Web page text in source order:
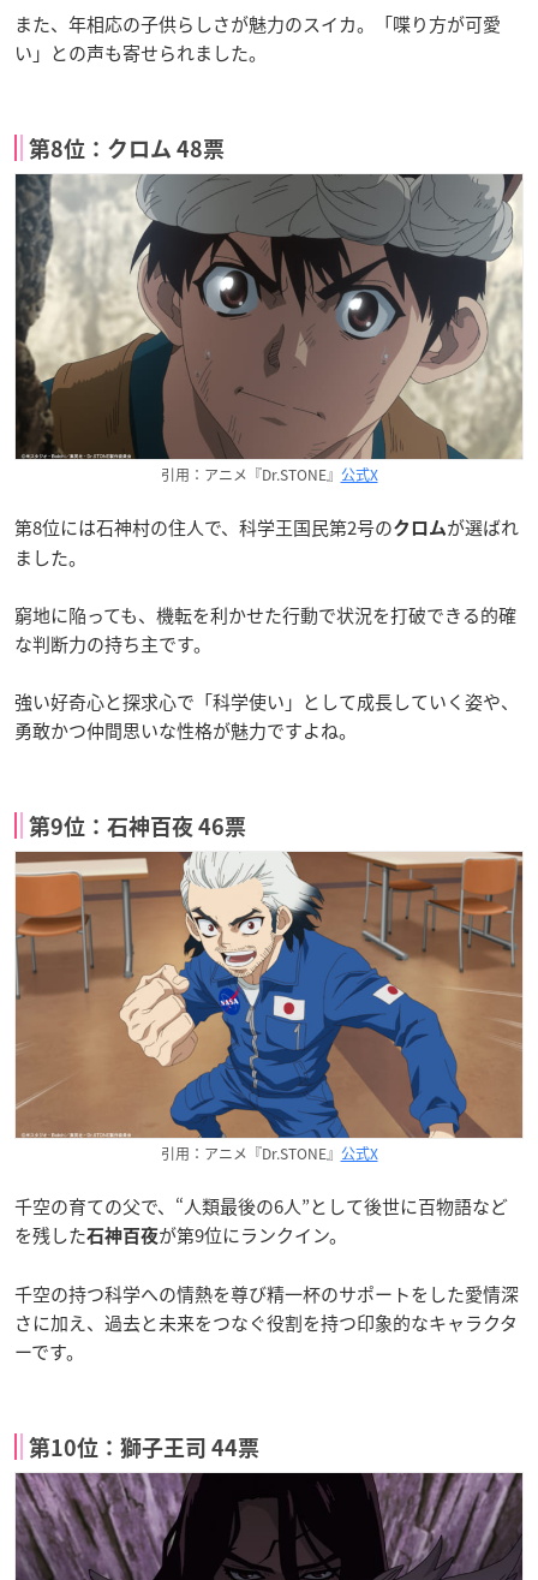
また、年相応の子供らしさが魅力のスイカ。「喋り方が可愛
い」との声も寄せられました。
第8位：クロム 48票
引用：アニメ『Dr.STONE』 公式X
第8位には石神村の住人で、科学王国民第2号のクロムが選ばれ
ました。
窮地に陥っても、機転を利かせた行動で状況を打破できる的確
な判断力の持ち主です。
強い好奇心と探求心で「科学使い」として成長していく姿や、
勇敢かつ仲間思いな性格が魅力ですよね。
第9位：石神百夜 46票
引用：アニメ『Dr.STONE』 公式X
千空の育ての父で、“人類最後の6人”として後世に百物語など
を残した石神百夜が第9位にランクイン。
千空の持つ科学への情熱を尊び精一杯のサポートをした愛情深
さに加え、過去と未来をつなぐ役割を持つ印象的なキャラクタ
ーです。
第10位：獅子王司 44票